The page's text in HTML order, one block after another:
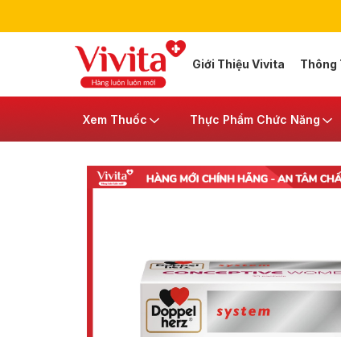
Giới Thiệu Vivita Thông
Xem Thuốc Thực Phẩm Chức Năng